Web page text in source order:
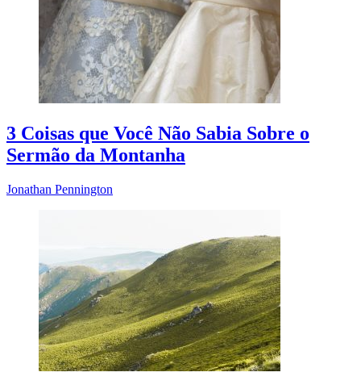
3 Coisas que Você Não Sabia Sobre o
Sermão da Montanha
Jonathan Pennington